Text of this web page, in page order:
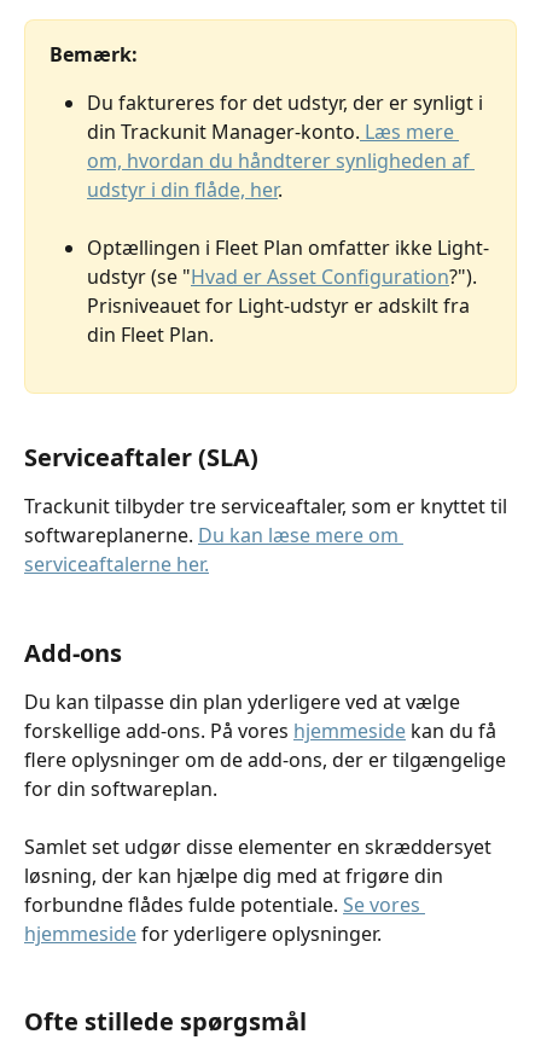
Bemærk:
Du faktureres for det udstyr, der er synligt i
din Trackunit Manager-konto. Læs mere
om, hvordan du håndterer synligheden af
udstyr i din flåde, her.
Optællingen i Fleet Plan omfatter ikke Light-
udstyr (se "Hvad er Asset Configuration?").
Prisniveauet for Light-udstyr er adskilt fra
din Fleet Plan.
Serviceaftaler (SLA)
Trackunit tilbyder tre serviceaftaler, som er knyttet til
softwareplanerne. Du kan læse mere om
serviceaftalerne her.
Add-ons
Du kan tilpasse din plan yderligere ved at vælge
forskellige add-ons. På vores hjemmeside kan du få
flere oplysninger om de add-ons, der er tilgængelige
for din softwareplan.
Samlet set udgør disse elementer en skræddersyet
løsning, der kan hjælpe dig med at frigøre din
forbundne flådes fulde potentiale. Se vores
hjemmeside for yderligere oplysninger.
Ofte stillede spørgsmål